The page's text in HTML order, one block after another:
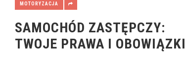
MOTORYZACJA
SAMOCHÓD ZASTĘPCZY:
TWOJE PRAWA I OBOWIĄZKI